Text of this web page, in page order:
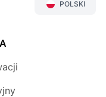
POLSKI